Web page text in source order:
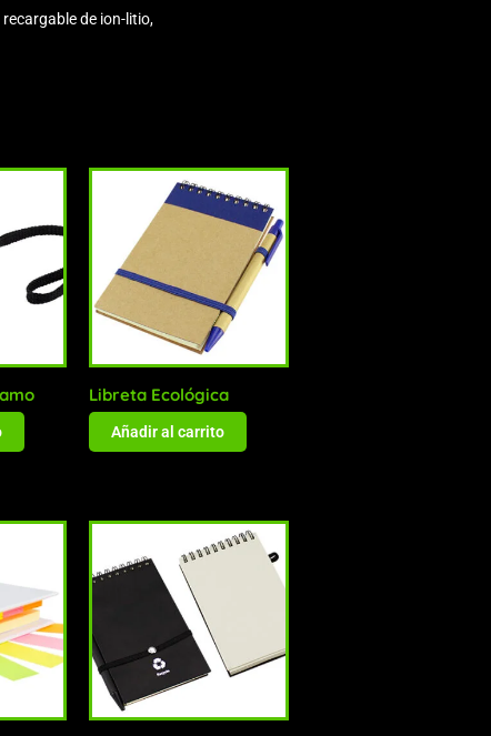
de ion-litio,
Libreta Ecológica
Añadir al carrito